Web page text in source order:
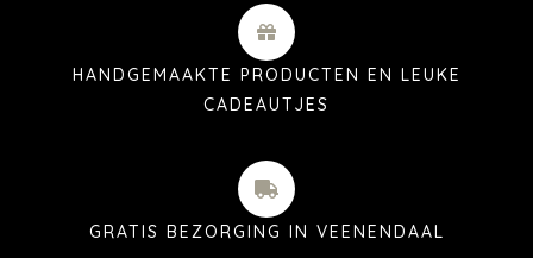
HANDGEMAAKTE PRODUCTEN EN LEUKE
CADEAUTJES
GRATIS BEZORGING IN VEENENDAAL